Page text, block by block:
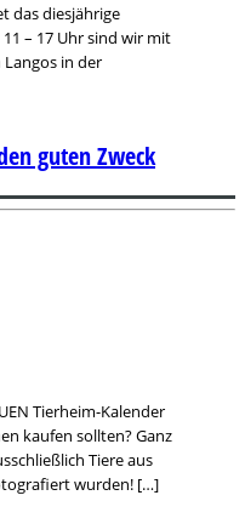
das diesjährige
– 17 Uhr sind wir mit
in der
Tierheim-Kalender
kaufen sollten? Ganz
Tiere aus
wurden! […]
guten Zweck